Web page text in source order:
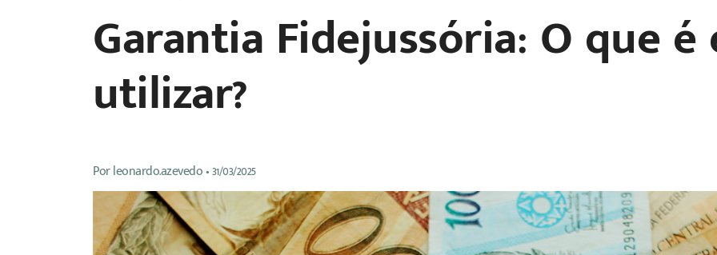
Garantia Fidejussória: O que é
utilizar?
Porleonardo.azevedo•31/03/2025